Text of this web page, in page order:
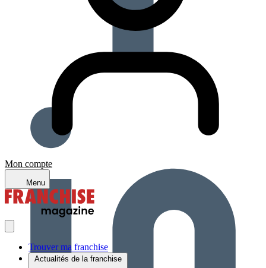
Mon compte
Menu
Trouver ma franchise
Actualités de la franchise